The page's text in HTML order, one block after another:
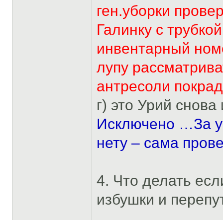
ген.уборки
Галинку с
инвентарный
лупу
антресоли
г) это Урий
Исключено …За
нету – сама
4. Что делать
избушки и